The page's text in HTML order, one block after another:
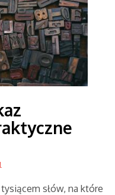
słów, na które